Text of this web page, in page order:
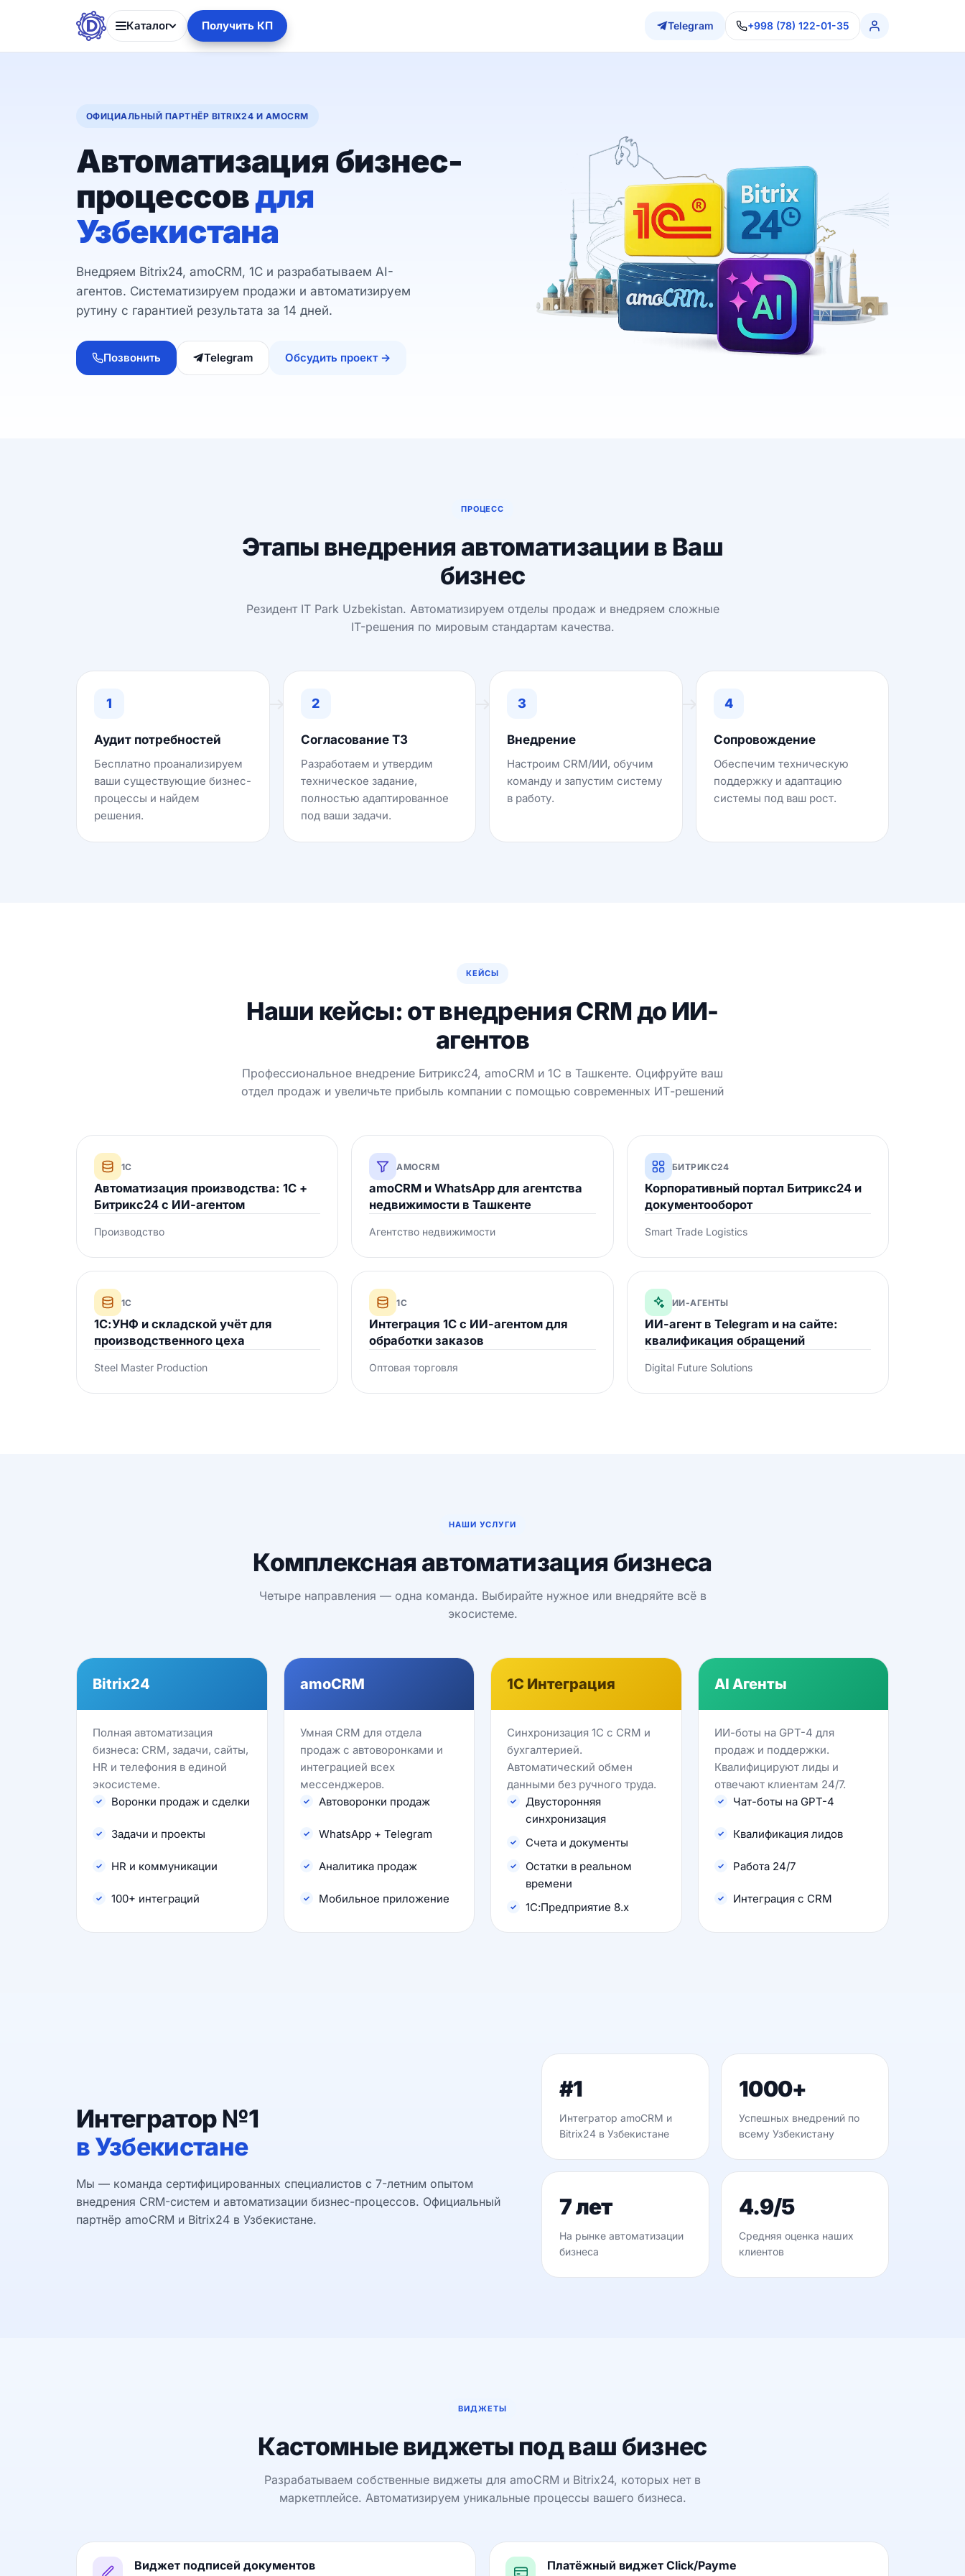
Каталог Получить КП Telegram +998 (78) 122-01-35
ОФИЦИАЛЬНЫЙ ПАРТНЁР BITRIX24 И AMOCRM
Автоматизация бизнес-
процессовдля
Узбекистана
Внедряем Bitrix24, amoCRM, 1С и разрабатываем AI-
агентов. Систематизируем продажи и автоматизируем
рутину с гарантией результата за 14 дней.
Позвонить Telegram Обсудить проект →
ПРОЦЕСС
Этапы внедрения автоматизации в Ваш
бизнес
Резидент IT Park Uzbekistan. Автоматизируем отделы продаж и внедряем сложные
IT-решения по мировым стандартам качества.
1
Аудит потребностей
Бесплатно проанализируем
ваши существующие бизнес-
процессы и найдем
решения.
2
Согласование ТЗ
Разработаем и утвердим
техническое задание,
полностью адаптированное
под ваши задачи.
3
Внедрение
Настроим CRM/ИИ, обучим
команду и запустим систему
в работу.
4
Сопровождение
Обеспечим техническую
поддержку и адаптацию
системы под ваш рост.
КЕЙСЫ
Наши кейсы: от внедрения CRM до ИИ-
агентов
Профессиональное внедрение Битрикс24, amoCRM и 1С в Ташкенте. Оцифруйте ваш
отдел продаж и увеличьте прибыль компании с помощью современных ИТ-решений
1С
Автоматизация производства: 1С +
Битрикс24 с ИИ-агентом
Производство
AMOCRM
amoCRM и WhatsApp для агентства
недвижимости в Ташкенте
Агентство недвижимости
БИТРИКС24
Корпоративный портал Битрикс24 и
документооборот
Smart Trade Logistics
1С
1С:УНФ и складской учёт для
производственного цеха
Steel Master Production
1С
Интеграция 1С с ИИ-агентом для
обработки заказов
Оптовая торговля
ИИ-АГЕНТЫ
ИИ-агент в Telegram и на сайте:
квалификация обращений
Digital Future Solutions
НАШИ УСЛУГИ
Комплексная автоматизация бизнеса
Четыре направления — одна команда. Выбирайте нужное или внедряйте всё в
экосистеме.
Bitrix24
Полная автоматизация
бизнеса: CRM, задачи, сайты,
HR и телефония в единой
экосистеме.
Воронки продаж и сделки
Задачи и проекты
HR и коммуникации
100+ интеграций
amoCRM
Умная CRM для отдела
продаж с автоворонками и
интеграцией всех
мессенджеров.
Автоворонки продаж
WhatsApp + Telegram
Аналитика продаж
Мобильное приложение
1C Интеграция
Синхронизация 1C с CRM и
бухгалтерией.
Автоматический обмен
данными без ручного труда.
Двусторонняя
синхронизация
Счета и документы
Остатки в реальном
времени
1С:Предприятие 8.x
AI Агенты
ИИ-боты на GPT-4 для
продаж и поддержки.
Квалифицируют лиды и
отвечают клиентам 24/7.
Чат-боты на GPT-4
Квалификация лидов
Работа 24/7
Интеграция с CRM
Интегратор №1
в Узбекистане
Мы — команда сертифицированных специалистов с 7-летним опытом
внедрения CRM-систем и автоматизации бизнес-процессов. Официальный
партнёр amoCRM и Bitrix24 в Узбекистане.
#1
Интегратор amoCRM и
Bitrix24 в Узбекистане
1000+
Успешных внедрений по
всему Узбекистану
7 лет
На рынке автоматизации
бизнеса
4.9/5
Средняя оценка наших
клиентов
ВИДЖЕТЫ
Кастомные виджеты под ваш бизнес
Разрабатываем собственные виджеты для amoCRM и Bitrix24, которых нет в
маркетплейсе. Автоматизируем уникальные процессы вашего бизнеса.
Виджет подписей документов Платёжный виджет Click/Payme